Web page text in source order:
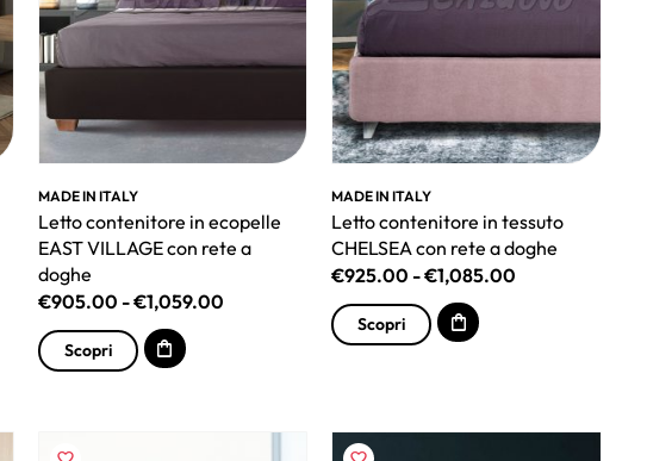
MADE IN ITALY
Letto contenitore in ecopelle
EAST VILLAGE con rete a
doghe
€905.00 -€1,059.00
Scopri
MADE IN ITALY
Letto contenitore in tessuto
CHELSEA con rete a doghe
€925.00 -€1,085.00
Scopri